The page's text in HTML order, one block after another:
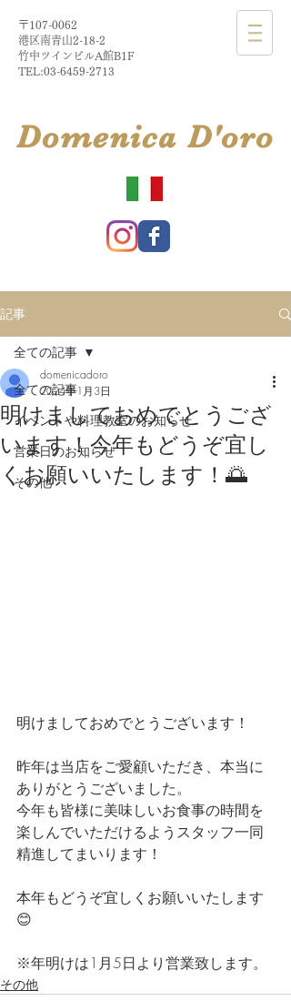
〒107-0062
港区南青山2-18-2​
​竹中ツインビルA館B1F
TEL:03-6459-2713
​DomenicaD'oro
記事
全ての記事
イベントや料理教室のお知らせ
営業日のお知らせ
その他
全ての記事
明けましておめでとうござ
います！今年もどうぞ宜し
くお願いいたします！🌅
domenicadoro
2024年1月3日
明けましておめでとうございます！
昨年は当店をご愛顧いただき、本当に
ありがとうございました。
今年も皆様に美味しいお食事の時間を
楽しんでいただけるようスタッフ一同
精進してまいります！
本年もどうぞ宜しくお願いいたします
😊
※年明けは1月5日より営業致します。
その他